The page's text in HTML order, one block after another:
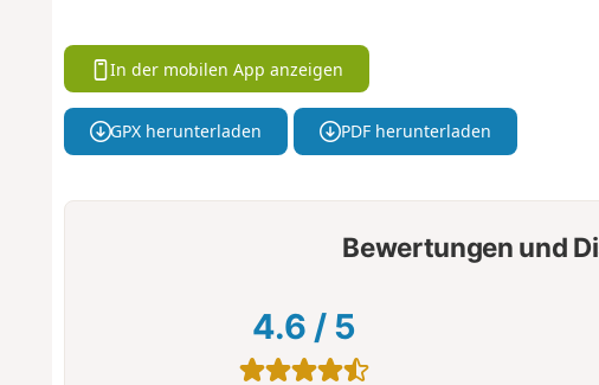
In der mobilen App anzeigen
GPX herunterladen PDF herunterladen
Bewertungen und
4.6 / 5